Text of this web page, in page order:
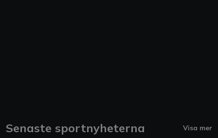
Senaste sportnyheterna Visa mer